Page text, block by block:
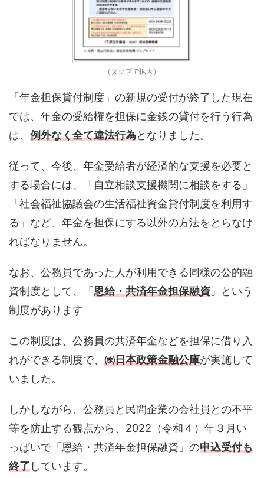
（タップで拡大）
「年金担保貸付制度」の新規の受付が終了した現在
では、年金の受給権を担保に金銭の貸付を行う行為
は、 例外なく全て違法行為となりました。
従って、今後、年金受給者が経済的な支援を必要と
する場合には、「自立相談支援機関に相談をする」
「社会福祉協議会の生活福祉資金貸付制度を利用す
る」など、年金を担保にする以外の方法をとらなけ
ればなりません。
なお、公務員であった人が利用できる同様の公的融
資制度として、「 恩給・共済年金担保融資 」という
制度があります
この制度は、公務員の共済年金などを担保に借り入
れができる制度で、 ㈱日本政策金融公庫が実施して
いました。
しかしながら、公務員と民間企業の会社員との不平
等を防止する観点から、2022（令和４）年３月い
っぱいで「恩給・共済年金担保融資」の申込受付も
終了しています。